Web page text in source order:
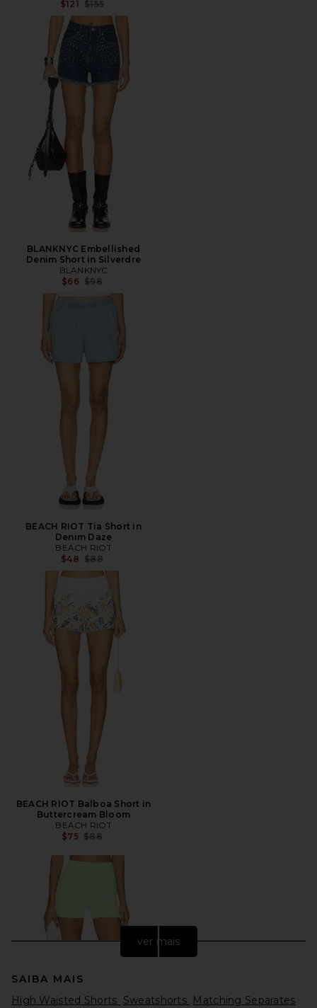
$121 Preço anterior:
$155
BLANKNYC Embellished
Denim Short in Silverdre
BLANKNYC
$66 Preço anterior:
$98
BEACH RIOT Tia Short in
Denim Daze
BEACH RIOT
$48 Preço anterior:
$88
BEACH RIOT Balboa Short in
Buttercream Bloom
BEACH RIOT
$75 Preço anterior:
$88
ver mais
SAIBA MAIS
High Waisted Shorts Sweatshorts Matching Separates